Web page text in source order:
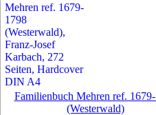
Familienbuch Mehren ref.
(Westerwald)